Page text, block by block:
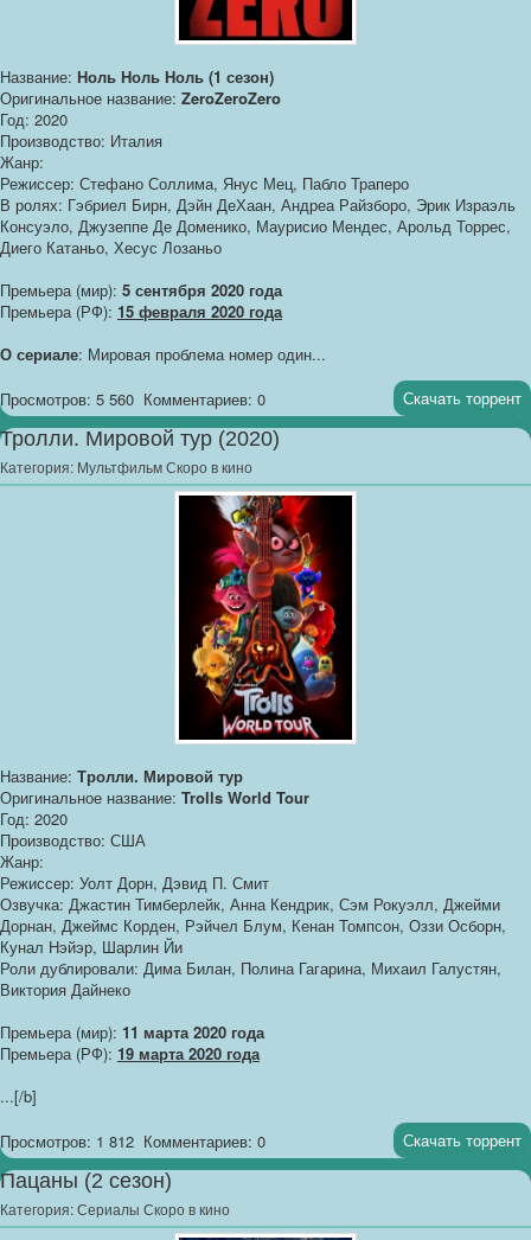
Название: Ноль Ноль Ноль (1 сезон)
Оригинальное название: ZeroZeroZero
Год: 2020
Производство: Италия
Жанр:
Режиссер: Стефано Соллима, Янус Мец, Пабло Траперо
В ролях: Гэбриел Бирн, Дэйн ДеХаан, Андреа Райзборо, Эрик Израэль
Консуэло, Джузеппе Де Доменико, Маурисио Мендес, Арольд Торрес,
Диего Катаньо, Хесус Лозаньо
Премьера (мир): 5 сентября 2020 года
Премьера (РФ): 15 февраля 2020 года
О сериале: Мировая проблема номер один...
Просмотров: 5 560 Комментариев: 0 Скачать торрент
Тролли. Мировой тур (2020)
Категория: Мультфильм Скоро в кино
Название: Тролли. Мировой тур
Оригинальное название: Trolls World Tour
Год: 2020
Производство: США
Жанр:
Режиссер: Уолт Дорн, Дэвид П. Смит
Озвучка: Джастин Тимберлейк, Анна Кендрик, Сэм Рокуэлл, Джейми
Дорнан, Джеймс Корден, Рэйчел Блум, Кенан Томпсон, Оззи Осборн,
Кунал Нэйэр, Шарлин Йи
Роли дублировали: Дима Билан, Полина Гагарина, Михаил Галустян,
Виктория Дайнеко
Премьера (мир): 11 марта 2020 года
Премьера (РФ): 19 марта 2020 года
...[/b]
Просмотров: 1 812 Комментариев: 0 Скачать торрент
Пацаны (2 сезон)
Категория:Сериалы Скоро в кино